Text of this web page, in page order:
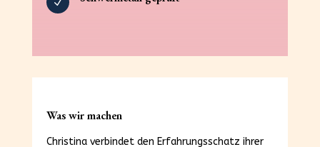
N
Was wir machen
Christina verbindet den Erfahrungsschatz ihrer